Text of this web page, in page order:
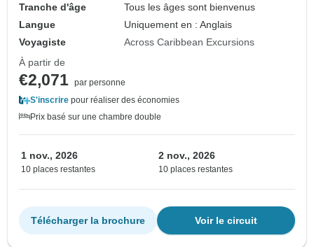
Tranche d'âge
Tous les âges sont bienvenus
Langue
Uniquement en : Anglais
Voyagiste
Across Caribbean Excursions
À partir de
€2,071 par personne
S'inscrire pour réaliser des économies
Prix basé sur une chambre double
1 nov., 2026
10 places restantes
2 nov., 2026
10 places restantes
Voir le circuit
Télécharger la brochure